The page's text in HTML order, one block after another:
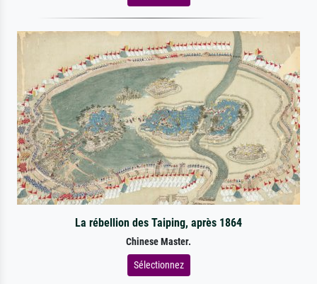
La rébellion des Taiping, après 1864
Chinese Master.
Sélectionnez